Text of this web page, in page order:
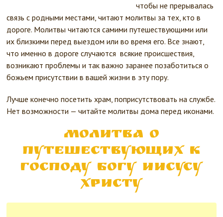
чтобы не прерывалась
связь с родными местами, читают молитвы за тех, кто в
дороге. Молитвы читаются самими путешествующими или
их близкими перед выездом или во время его. Все знают,
что именно в дороге случаются всякие происшествия,
возникают проблемы и так важно заранее позаботиться о
божьем присутствии в вашей жизни в эту пору.
Лучше конечно посетить храм, поприсутствовать на службе.
Нет возможности — читайте молитвы дома перед иконами.
Молитва о
путешествующих к
Господу Богу Иисусу
Христу